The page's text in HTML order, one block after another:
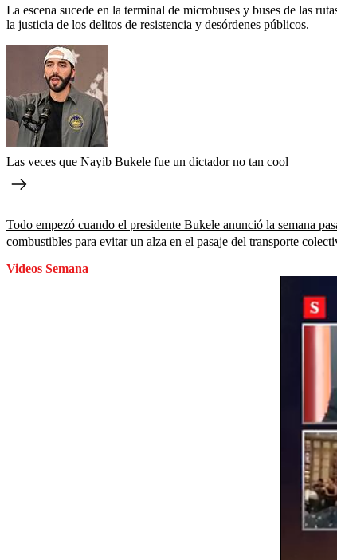
La escena sucede en la terminal de microbuses y buses de las
la justicia de los delitos de resistencia y desórdenes públicos.
Las veces que Nayib Bukele fue un dictador no tan cool
Todo empezó cuando el presidente Bukele anunció la semana
combustibles para evitar un alza en el pasaje del transporte
Videos Semana